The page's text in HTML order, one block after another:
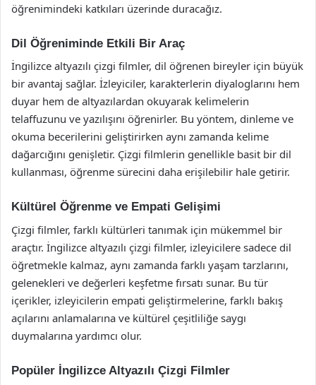
öğrenimindeki katkıları üzerinde duracağız.
Dil Öğreniminde Etkili Bir Araç
İngilizce altyazılı çizgi filmler, dil öğrenen bireyler için büyük
bir avantaj sağlar. İzleyiciler, karakterlerin diyaloglarını hem
duyar hem de altyazılardan okuyarak kelimelerin
telaffuzunu ve yazılışını öğrenirler. Bu yöntem, dinleme ve
okuma becerilerini geliştirirken aynı zamanda kelime
dağarcığını genişletir. Çizgi filmlerin genellikle basit bir dil
kullanması, öğrenme sürecini daha erişilebilir hale getirir.
Kültürel Öğrenme ve Empati Gelişimi
Çizgi filmler, farklı kültürleri tanımak için mükemmel bir
araçtır. İngilizce altyazılı çizgi filmler, izleyicilere sadece dil
öğretmekle kalmaz, aynı zamanda farklı yaşam tarzlarını,
gelenekleri ve değerleri keşfetme fırsatı sunar. Bu tür
içerikler, izleyicilerin empati geliştirmelerine, farklı bakış
açılarını anlamalarına ve kültürel çeşitliliğe saygı
duymalarına yardımcı olur.
Popüler İngilizce Altyazılı Çizgi Filmler